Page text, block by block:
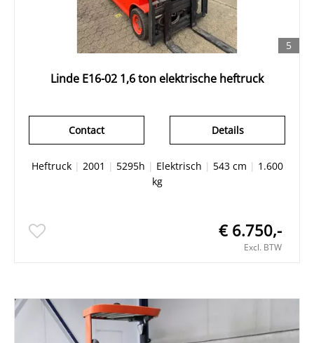
5
Linde E16-02 1,6 ton elektrische heftruck
Details
Contact
Heftruck| 2001 | 5295h | Elektrisch | 543 cm | 1.600
kg
€ 6.750,-
Excl. BTW